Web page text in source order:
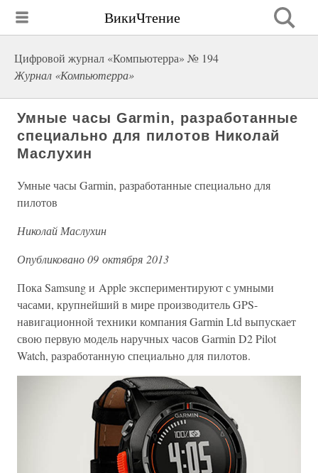
ВикиЧтение
Цифровой журнал «Компьютерра» № 194
Журнал «Компьютерра»
Умные часы Garmin, разработанные
специально для пилотов Николай
Маслухин
Умные часы Garmin, разработанные специально для
пилотов
Николай Маслухин
Опубликовано 09 октября 2013
Пока Samsung и Apple экспериментируют с умными
часами, крупнейший в мире производитель GPS-
навигационной техники компания Garmin Ltd выпускает
свою первую модель наручных часов Garmin D2 Pilot
Watch, разработанную специально для пилотов.